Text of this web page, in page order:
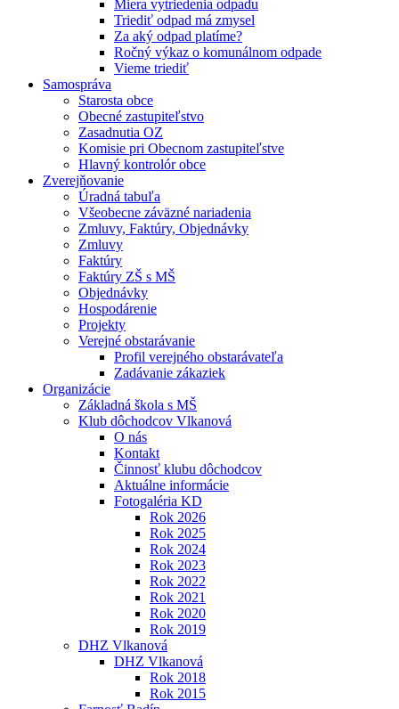
Miera vytriedenia odpadu
Triediť odpad má zmysel
Za aký odpad platíme?
Ročný výkaz o komunálnom odpade
Vieme triediť
Samospráva
Starosta obce
Obecné zastupiteľstvo
Zasadnutia OZ
Komisie pri Obecnom zastupiteľstve
Hlavný kontrolór obce
Zverejňovanie
Úradná tabuľa
Všeobecne záväzné nariadenia
Zmluvy, Faktúry, Objednávky
Zmluvy
Faktúry
Faktúry ZŠ s MŠ
Objednávky
Hospodárenie
Projekty
Verejné obstarávanie
Profil verejného obstarávateľa
Zadávanie zákaziek
Organizácie
Základná škola s MŠ
Klub dôchodcov Vlkanová
O nás
Kontakt
Činnosť klubu dôchodcov
Aktuálne informácie
Fotogaléria KD
Rok 2026
Rok 2025
Rok 2024
Rok 2023
Rok 2022
Rok 2021
Rok 2020
Rok 2019
DHZ Vlkanová
DHZ Vlkanová
Rok 2018
Rok 2015